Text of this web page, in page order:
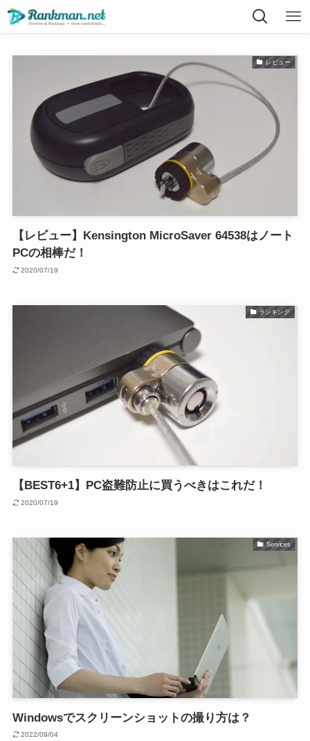
レビュー
【レビュー】Kensington MicroSaver 64538はノート
PCの相棒だ！
2020/07/19
ランキング
【BEST6+1】PC盗難防止に買うべきはこれだ！
2020/07/19
Services
Windowsでスクリーンショットの撮り方は？
2022/09/04